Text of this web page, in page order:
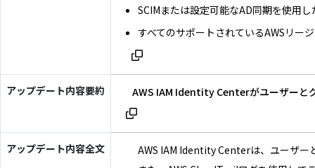
SCIMまたは設定可能なAD同期を使用
すべてのサポートされているAWSリー
アップデート内容要約 AWS IAM Identity Centerがユーザーと
アップデート内容全文
AWS IAM Identity Centerは、ユーザー